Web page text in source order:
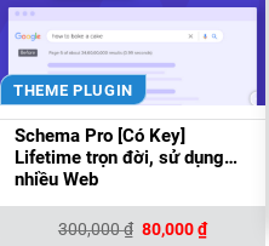
THEME PLUGIN
Schema Pro [Có Key]
Lifetime trọn đời, sử dụng
nhiều Web
300,000₫ Giá
80,000₫Giá